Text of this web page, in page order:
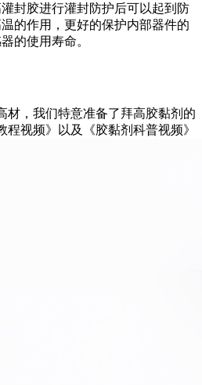
封胶进行灌封防护后可以起到防
的作用，更好的保护内部器件的
的使用寿命。
材，我们特意准备了拜高胶黏剂的
程视频》以及《胶黏剂科普视频》